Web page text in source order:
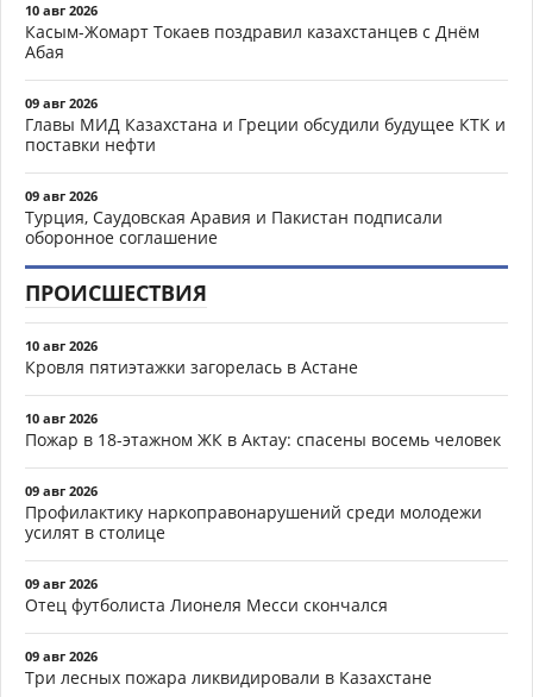
10 авг 2026
Касым-Жомарт Токаев поздравил казахстанцев с Днём
Абая
09 авг 2026
Главы МИД Казахстана и Греции обсудили будущее КТК и
поставки нефти
09 авг 2026
Турция, Саудовская Аравия и Пакистан подписали
оборонное соглашение
ПРОИСШЕСТВИЯ
10 авг 2026
Кровля пятиэтажки загорелась в Астане
10 авг 2026
Пожар в 18-этажном ЖК в Актау: спасены восемь человек
09 авг 2026
Профилактику наркоправонарушений среди молодежи
усилят в столице
09 авг 2026
Отец футболиста Лионеля Месси скончался
09 авг 2026
Три лесных пожара ликвидировали в Казахстане